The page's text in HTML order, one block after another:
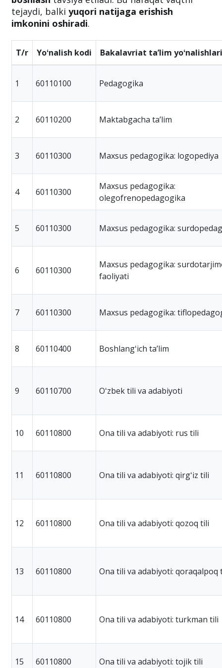
tejaydi, balki yuqori natijaga erishish
imkonini oshiradi.
T/r Yoʻnalish kodi Bakalavriat taʼlim
1 60110100 Pedagogika
2 60110200 Maktabgacha taʼlim
3 60110300 Maxsus pedagogika: logopediya
4 60110300
Maxsus pedagogika:
olegofrenopedagogika
5 60110300 Maxsus pedagogika:
6 60110300
Maxsus pedagogika:
faoliyati
7 60110300 Maxsus pedagogika:
8 60110400 Boshlangʻich taʼlim
9 60110700 Oʻzbek tili va adabiyoti
10 60110800 Ona tili va adabiyoti: rus tili
11 60110800 Ona tili va adabiyoti: qirgʻiz tili
12 60110800 Ona tili va adabiyoti: qozoq tili
13 60110800 Ona tili va adabiyoti: qoraqalpoq
14 60110800 Ona tili va adabiyoti: turkman tili
15 60110800 Ona tili va adabiyoti: tojik tili